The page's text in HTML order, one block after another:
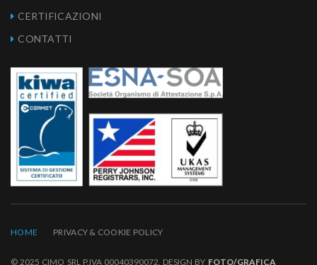
CERTIFICAZIONI
CONTATTI
HOME PRIVACY & COOKIE POLICY
© 2025 CIMO SRL P.IVA 00040390072. DESIGN BY FOTO/GRAFICA